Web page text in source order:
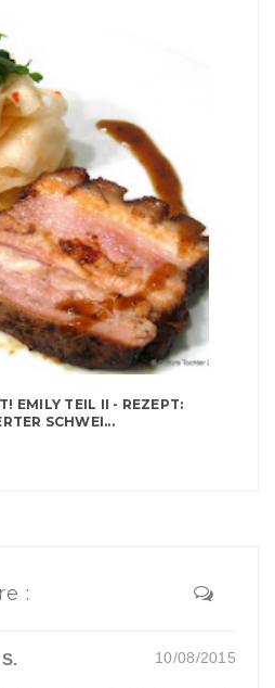
EMILY TEIL II - REZEPT:
SCHWEI...
:
10/08/2015